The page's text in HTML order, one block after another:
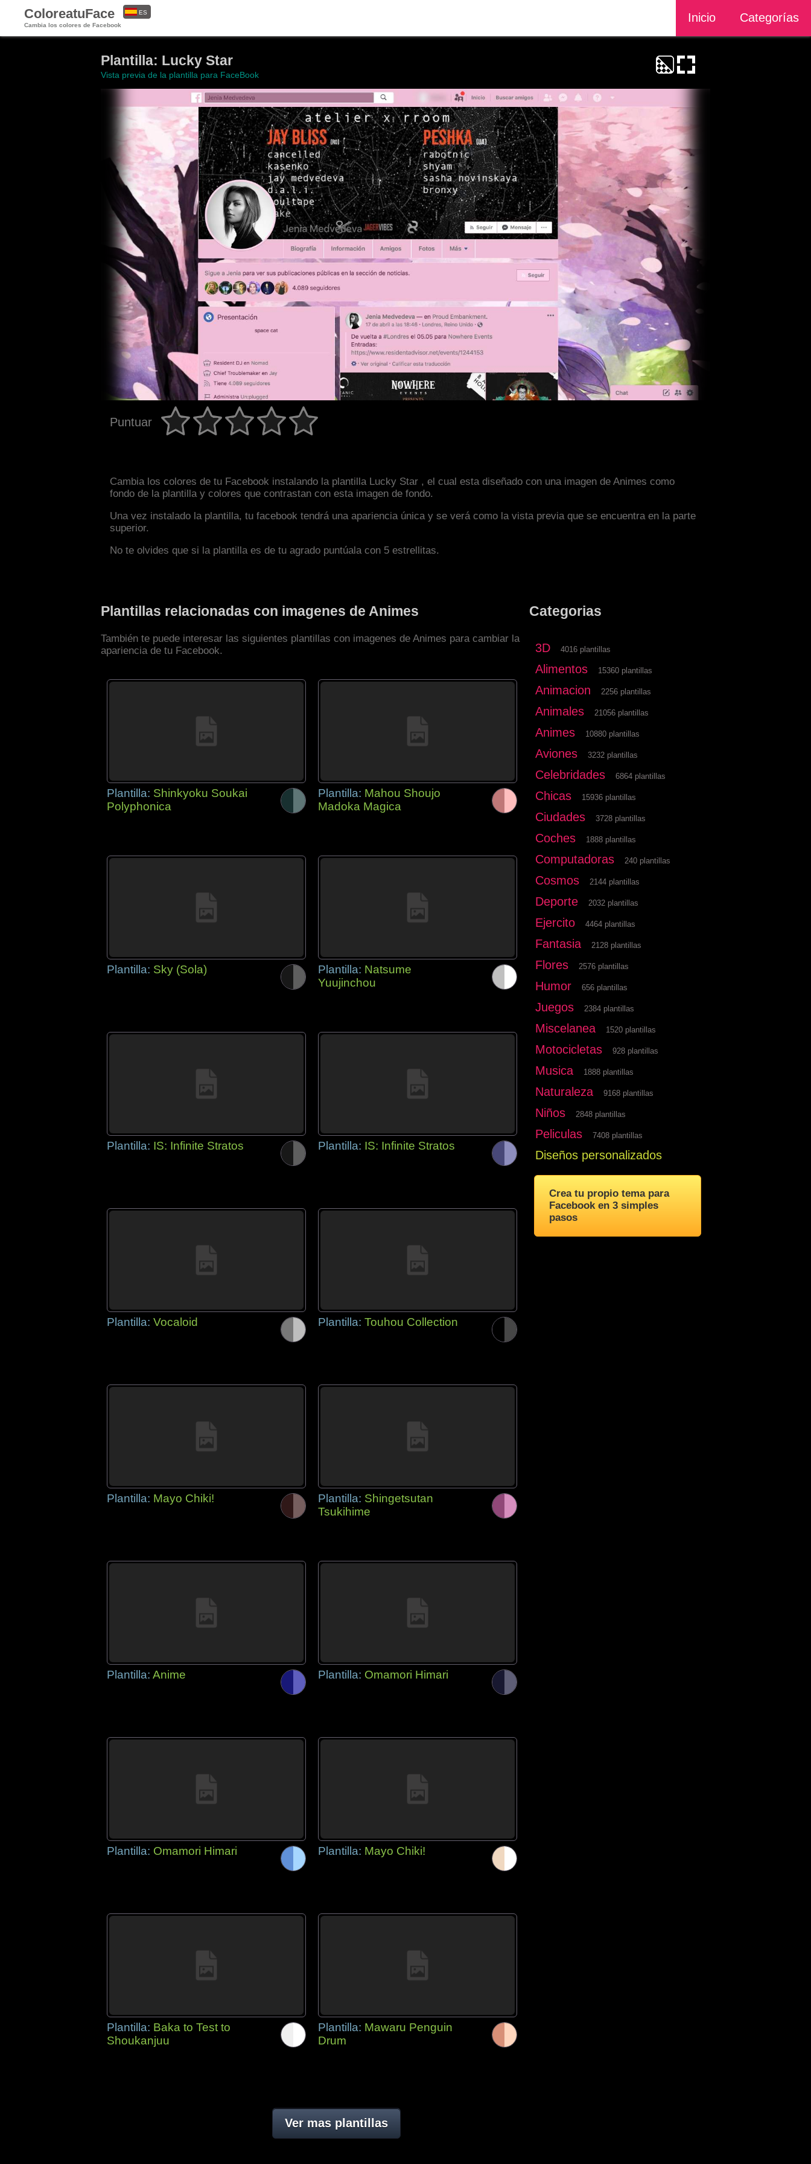
ColoreatuFace
Cambia los colores de Facebook
Inicio Categorías
ES
Plantilla: Lucky Star
Vista previa de la plantilla para FaceBook
Puntuar
Cambia los colores de tu Facebook instalando la plantilla Lucky Star , el cual esta diseñado con una imagen de Animes como
fondo de la plantilla y colores que contrastan con esta imagen de fondo.
Una vez instalado la plantilla, tu facebook tendrá una apariencia única y se verá como la vista previa que se encuentra en la parte
superior.
No te olvides que si la plantilla es de tu agrado puntúala con 5 estrellitas.
Plantillas relacionadas con imagenes de Animes
También te puede interesar las siguientes plantillas con imagenes de Animes para cambiar la
apariencia de tu Facebook.
Plantilla: Shinkyoku Soukai
Polyphonica
Plantilla: Mahou Shoujo
Madoka Magica
Plantilla: Sky (Sola) Plantilla: Natsume
Yuujinchou
Plantilla: IS: Infinite Stratos Plantilla: IS: Infinite Stratos
Plantilla: Vocaloid Plantilla: Touhou Collection
Plantilla: Mayo Chiki! Plantilla: Shingetsutan
Tsukihime
Plantilla: Anime Plantilla: Omamori Himari
Plantilla: Omamori Himari Plantilla: Mayo Chiki!
Plantilla: Baka to Test to
Shoukanjuu
Plantilla: Mawaru Penguin
Drum
Ver mas plantillas
Categorias
3D 4016 plantillas
Alimentos 15360 plantillas
Animacion 2256 plantillas
Animales 21056 plantillas
Animes 10880 plantillas
Aviones 3232 plantillas
Celebridades 6864 plantillas
Chicas 15936 plantillas
Ciudades 3728 plantillas
Coches 1888 plantillas
Computadoras 240 plantillas
Cosmos 2144 plantillas
Deporte 2032 plantillas
Ejercito 4464 plantillas
Fantasia 2128 plantillas
Flores 2576 plantillas
Humor 656 plantillas
Juegos 2384 plantillas
Miscelanea 1520 plantillas
Motocicletas 928 plantillas
Musica 1888 plantillas
Naturaleza 9168 plantillas
Niños 2848 plantillas
Peliculas 7408 plantillas
Diseños personalizados
Crea tu propio tema para
Facebook en 3 simples
pasos